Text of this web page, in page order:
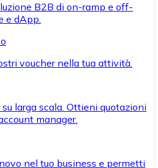
B2B di on-ramp e off-
e dApp.
voucher nella tua attività.
larga scala. Ottieni quotazioni
manager.
nel tuo business e permetti